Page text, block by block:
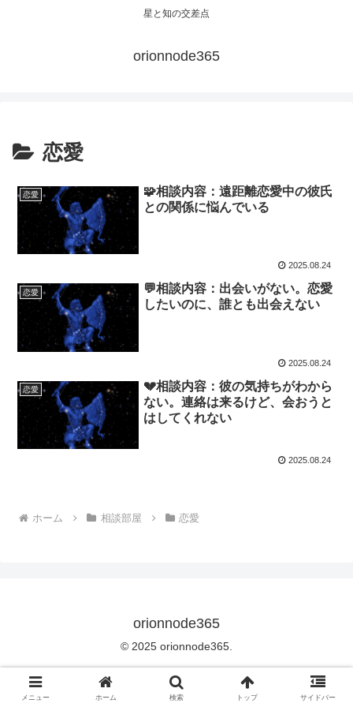
星と知の交差点
orionnode365
恋愛
恋愛
🧩相談内容：遠距離恋愛中の彼氏
との関係に悩んでいる
2025.08.24
恋愛
💬相談内容：出会いがない。恋愛
したいのに、誰とも出会えない
2025.08.24
恋愛
💔相談内容：彼の気持ちがわから
ない。連絡は来るけど、会おうと
はしてくれない
2025.08.24
ホーム 相談部屋 恋愛
orionnode365
© 2025 orionnode365.
メニュー ホーム 検索 トップ サイドバー